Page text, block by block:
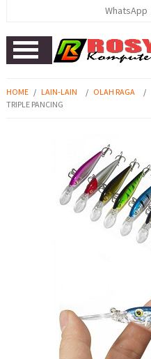
WhatsApp
Open
Menu
HOME / LAIN-LAIN / OLAH RAGA /
TRIPLE PANCING